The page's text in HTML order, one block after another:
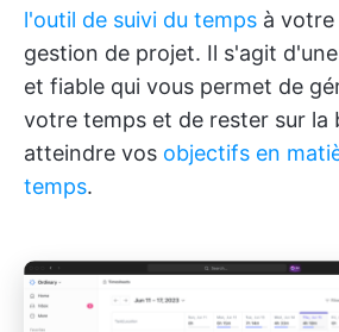
l'outil de suivi du temps à
gestion de projet. Il s'agit
et fiable qui vous permet de
votre temps et de rester sur la
atteindre vos objectifs en
temps.